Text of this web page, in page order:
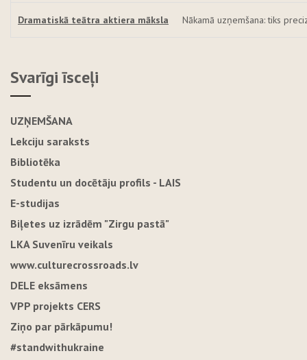
Dramatiskā teātra aktiera māksla Nākamā uzņemšana: tiks
Svarīgi īsceļi
UZŅEMŠANA
Lekciju saraksts
Bibliotēka
Studentu un docētāju profils - LAIS
E-studijas
Biļetes uz izrādēm "Zirgu pastā"
LKA Suvenīru veikals
www.culturecrossroads.lv
DELE eksāmens
VPP projekts CERS
Ziņo par pārkāpumu!
#standwithukraine